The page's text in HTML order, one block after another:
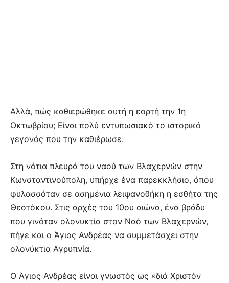
Αλλά, πώς καθιερώθηκε αυτή η εορτή την 1η
Οκτωβρίου; Είναι πολύ εντυπωσιακό το ιστορικό
γεγονός που την καθιέρωσε.
Στη νότια πλευρά του ναού των Βλαχερνών στην
Κωνσταντινούπολη, υπήρχε ένα παρεκκλήσιο, όπου
φυλασσόταν σε ασημένια λειψανοθήκη η εσθήτα της
Θεοτόκου. Στις αρχές του 10ου αιώνα, ένα βράδυ
που γινόταν ολονυκτία στον Ναό των Βλαχερνών,
πήγε και ο Άγιος Ανδρέας να συμμετάσχει στην
ολονύκτια Αγρυπνία.
Ο Άγιος Ανδρέας είναι γνωστός ως «διά Χριστόν